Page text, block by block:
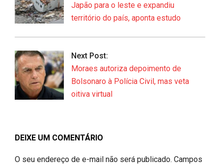
Japão para o leste e expandiu
território do país, aponta estudo
Next Post:
Moraes autoriza depoimento de
Bolsonaro à Polícia Civil, mas veta
oitiva virtual
DEIXE UM COMENTÁRIO
O seu endereço de e-mail não será publicado. Campos